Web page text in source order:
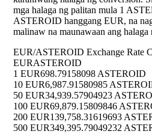
mga halaga ng palitan mula 1
ASTEROID hanggang EUR, na
malinaw na maunawaan ang
EUR/ASTEROID Exchange Rate
EURASTEROID
1 EUR698.79158098 ASTEROID
10 EUR6,987.91580985
50 EUR34,939.57904923
100 EUR69,879.15809846
200 EUR139,758.31619693
500 EUR349,395.79049232